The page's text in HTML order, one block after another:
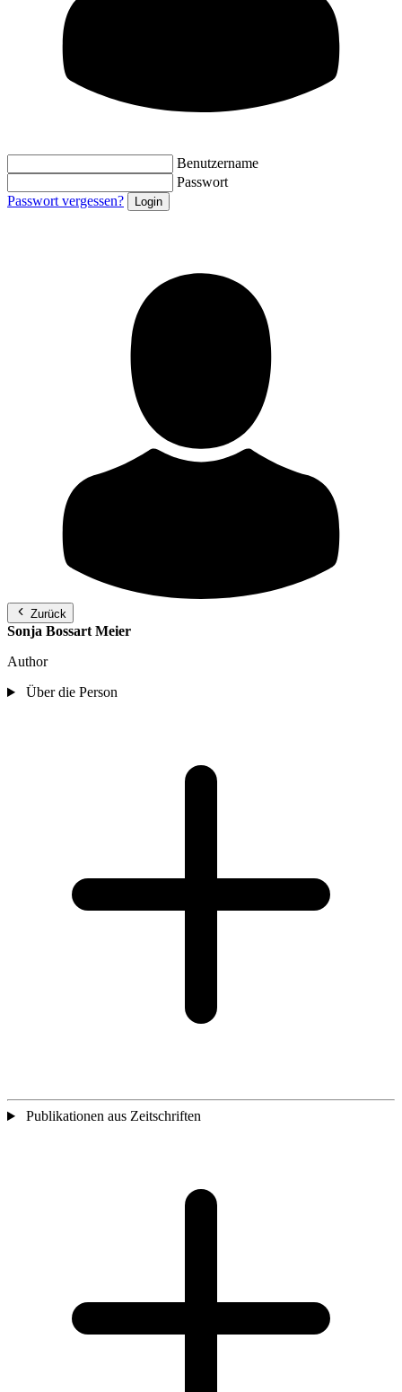
Benutzername
Passwort
Passwort vergessen?
Zurück
Sonja Bossart Meier
Author
Über die Person
Publikationen aus Zeitschriften